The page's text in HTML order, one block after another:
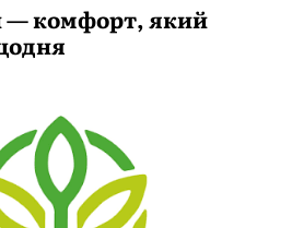
— комфорт, який